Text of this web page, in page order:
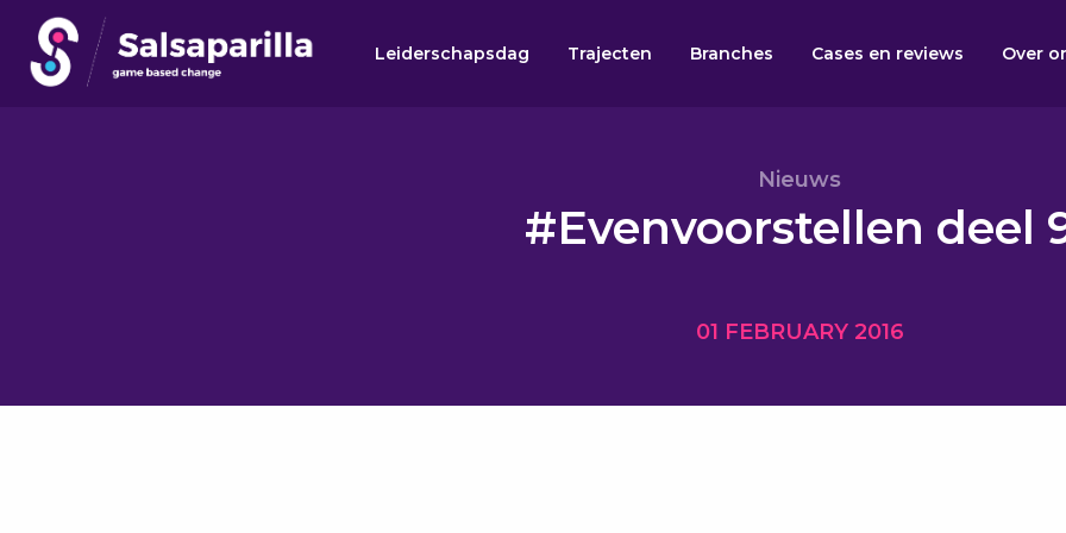
Leiderschapsdag Trajecten Branches Cases en reviews Over
Nieuws
#Evenvoorstellen deel
01 FEBRUARY 2016